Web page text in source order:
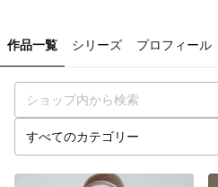
作品一覧 シリーズ プロフィール